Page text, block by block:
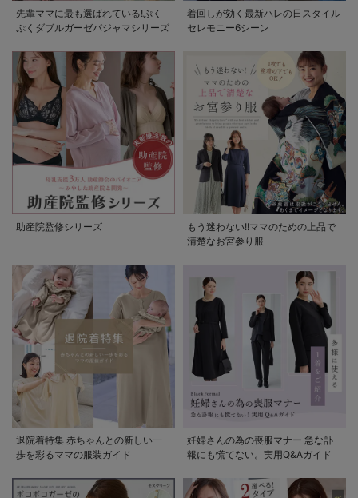
先輩ママに最も選ばれている!ぷく
ぷくダブルガーゼパジャマシリーズ
着回しが効く最新ハレの日スタイル
セレモニー6シーン
助産院監修シリーズ
もう迷わない!!ママのための上品で
清楚なお宮参り服
退院着特集 赤ちゃんとの新しい一
歩を彩るママの服装ガイド
妊婦さんの為の喪服マナー 急な訃
報にも慌てない。実用Q&Aガイド